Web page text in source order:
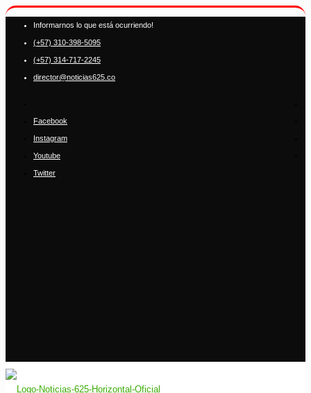
Informarnos lo que está ocurriendo!
(+57) 310-398-5095
(+57) 314-717-2245
director@noticias625.co
Facebook
Instagram
Youtube
Twitter